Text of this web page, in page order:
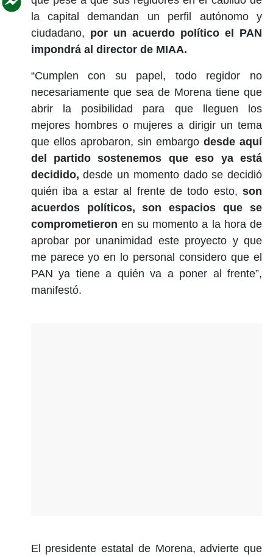
la capital demandan un perfil autónomo y
ciudadano, por un acuerdo político el PAN
impondrá al director de MIAA.
“Cumplen con su papel, todo regidor no
necesariamente que sea de Morena tiene que
abrir la posibilidad para que lleguen los
mejores hombres o mujeres a dirigir un tema
que ellos aprobaron, sin embargo desde aquí
del partido sostenemos que eso ya está
decidido, desde un momento dado se decidió
quién iba a estar al frente de todo esto, son
acuerdos políticos, son espacios que se
comprometieron en su momento a la hora de
aprobar por unanimidad este proyecto y que
me parece yo en lo personal considero que el
PAN ya tiene a quién va a poner al frente”,
manifestó.
El presidente estatal de Morena, advierte que